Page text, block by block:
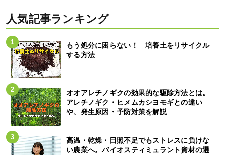
人気記事ランキング
もう処分に困らない！ 培養土をリサイクル
する方法
オオアレチノギクの効果的な駆除方法とは。
アレチノギク・ヒメムカシヨモギとの違い
や、発生原因・予防対策を解説
高温・乾燥・日照不足でもストレスに負けな
い農業へ。バイオスティミュラント資材の選